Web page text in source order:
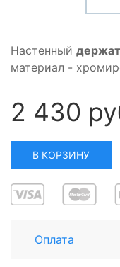
Настенный
материал -
2 430
В КОРЗИНУ
Оплата